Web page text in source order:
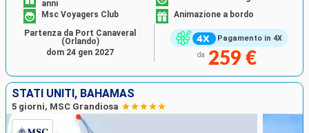
Pagamento in 4X
anni
Msc Voyagers Club
Animazione a bordo
da 259 €
Partenza da Port Canaveral
(Orlando)
dom 24 gen 2027
STATI UNITI, BAHAMAS
5 giorni, MSC Grandiosa